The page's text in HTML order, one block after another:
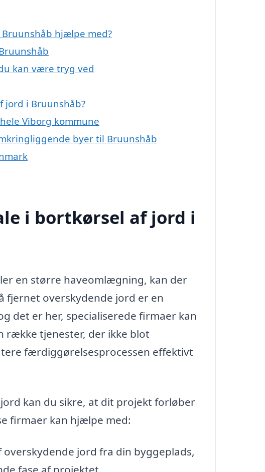
hjælpe med?
kan være tryg ved
jord i Bruunshåb?
Viborg kommune
byer til Bruunshåb
i bortkørsel af jord i
en større haveomlægning, kan der
fjernet overskydende jord er en
det er her, specialiserede firmaer kan
række tjenester, der ikke blot
færdiggørelsesprocessen effektivt
kan du sikre, at dit projekt forløber
firmaer kan hjælpe med:
jord fra din byggeplads,